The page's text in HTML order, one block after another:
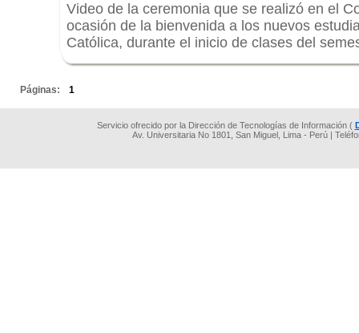
Video de la ceremonia que se realizó en el
ocasión de la bienvenida a los nuevos
Católica, durante el inicio de clases del
Páginas: 1
Servicio ofrecido por la Dirección de Tecnologías de Información (
Av. Universitaria No 1801, San Miguel, Lima - Perú |